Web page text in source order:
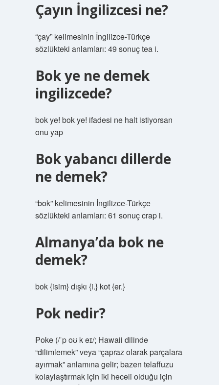
Çayın İngilizcesi ne?
“çay” kelimesinin İngilizce-Türkçe
sözlükteki anlamları: 49 sonuç tea i.
Bok ye ne demek
ingilizcede?
bok ye! bok ye! ifadesi ne halt istiyorsan
onu yap
Bok yabancı dillerde
ne demek?
“bok” kelimesinin İngilizce-Türkçe
sözlükteki anlamları: 61 sonuç crap i.
Almanya’da bok ne
demek?
bok {isim} dışkı {i.} kot {er.}
Pok nedir?
Poke (/ˈp oʊ k eɪ/; Hawaii dilinde
“dilimlemek” veya “çapraz olarak parçalara
ayırmak” anlamına gelir; bazen telaffuzu
kolaylaştırmak için iki heceli olduğu için